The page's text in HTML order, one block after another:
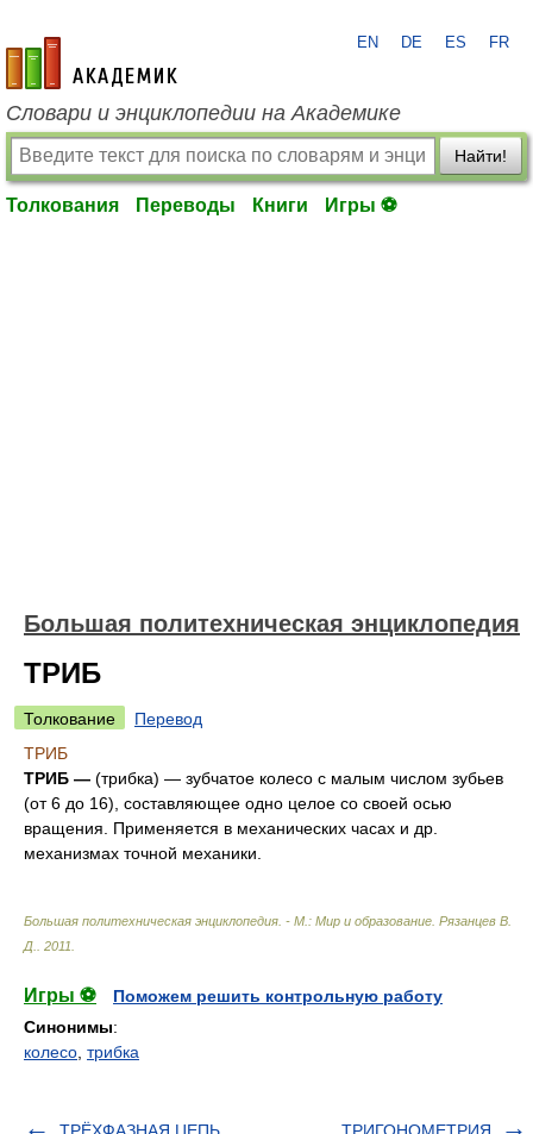
academic.ru
EN DE ES FR
Словари и энциклопедии на Академике
Найти!
Толкования Переводы Книги Игры ⚽
Большая политехническая энциклопедия
ТРИБ
Толкование
Перевод
ТРИБ
ТРИБ — (трибка) — зубчатое колесо с малым числом зубьев
(от 6 до 16), составляющее одно целое со своей осью
вращения. Применяется в механических часах и др.
механизмах точной механики.
Большая политехническая энциклопедия. - М.: Мир и образование Рязанцев В.
Д.
2011
Игры ⚽
Поможем решить контрольную работу
Синонимы:
колесо трибка